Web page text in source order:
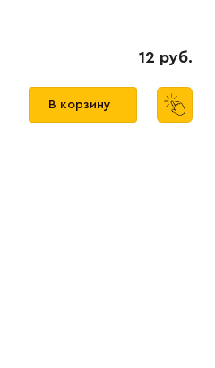
12 руб.
В корзину